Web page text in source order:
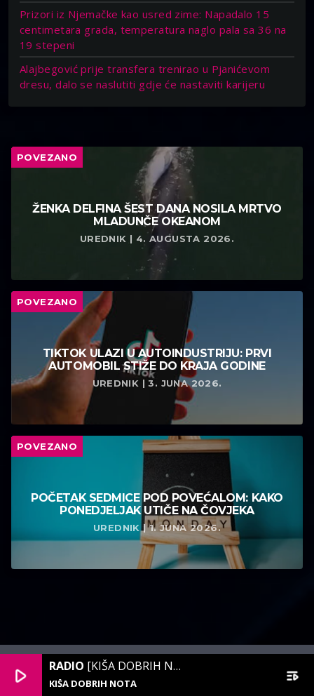
Prizori iz Njemačke kao usred zime: Napadalo 15
centimetara grada, temperatura naglo pala sa 36 na
19 stepeni
Alajbegović prije transfera trenirao u Pjanićevom
dresu, dalo se naslutiti gdje će nastaviti karijeru
POVEZANO
ŽENKA DELFINA ŠEST DANA NOSILA MRTVO
MLADUNČE OKEANOM
UREDNIK | 4. AUGUSTA 2026.
POVEZANO
TIKTOK ULAZI U AUTOINDUSTRIJU: PRVI
AUTOMOBIL STIŽE DO KRAJA GODINE
UREDNIK | 3. JUNA 2026.
POVEZANO
POČETAK SEDMICE POD POVEĆALOM: KAKO
PONEDJELJAK UTIČE NA ČOVJEKA
UREDNIK | 1. JUNA 2026.
play_arrow RADIO [KIŠA DOBRIH NOTA]
KIŠA DOBRIH NOTA playlist_play